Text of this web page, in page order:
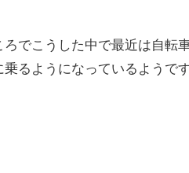
ろでこうした中で最近は自転
乗るようになっているようです